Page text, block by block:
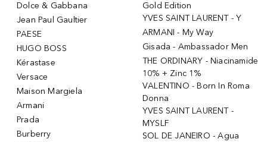
Dolce & Gabbana
Jean Paul Gaultier
PAESE
HUGO BOSS
Kérastase
Versace
Maison Margiela
Armani
Prada
Burberry
Gold Edition
YVES SAINT LAURENT - Y
ARMANI - My Way
Gisada - Ambassador Men
THE ORDINARY - Niacinamide
10% + Zinc 1%
VALENTINO - Born In Roma
Donna
YVES SAINT LAURENT -
MYSLF
SOL DE JANEIRO - Agua